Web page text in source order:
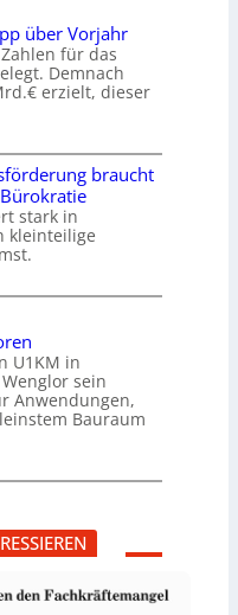
über Vorjahr
für das
Demnach
erzielt, dieser
braucht
stark in
kleinteilige
U1KM in
sein
Anwendungen,
Bauraum